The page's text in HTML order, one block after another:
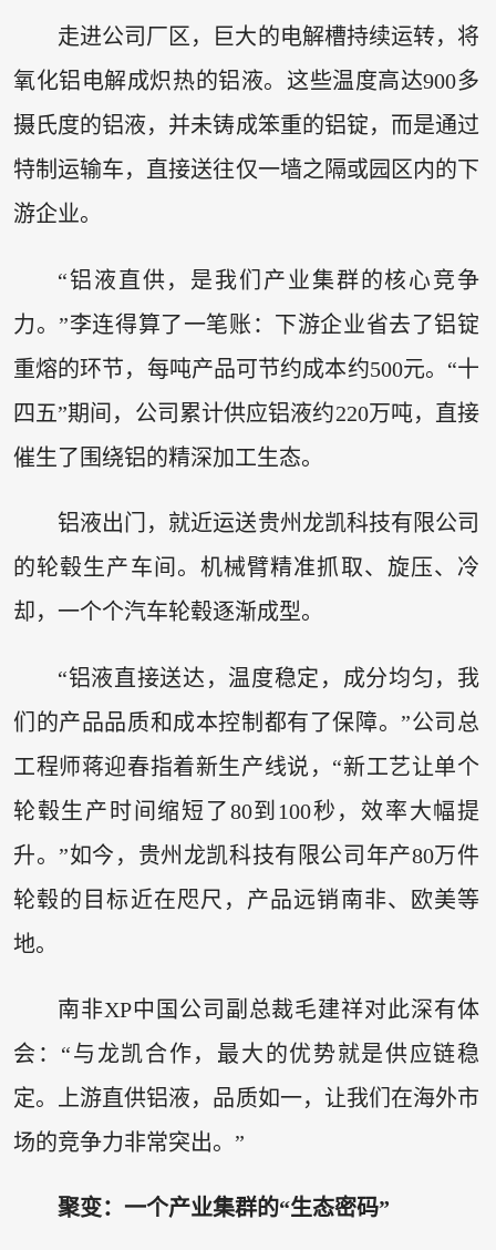
走进公司厂区，巨大的电解槽持续运转，将
氧化铝电解成炽热的铝液。这些温度高达900多
摄氏度的铝液，并未铸成笨重的铝锭，而是通过
特制运输车，直接送往仅一墙之隔或园区内的下
游企业。
“铝液直供，是我们产业集群的核心竞争
力。”李连得算了一笔账：下游企业省去了铝锭
重熔的环节，每吨产品可节约成本约500元。“十
四五”期间，公司累计供应铝液约220万吨，直接
催生了围绕铝的精深加工生态。
铝液出门，就近运送贵州龙凯科技有限公司
的轮毂生产车间。机械臂精准抓取、旋压、冷
却，一个个汽车轮毂逐渐成型。
“铝液直接送达，温度稳定，成分均匀，我
们的产品品质和成本控制都有了保障。”公司总
工程师蒋迎春指着新生产线说，“新工艺让单个
轮毂生产时间缩短了80到100秒，效率大幅提
升。”如今，贵州龙凯科技有限公司年产80万件
轮毂的目标近在咫尺，产品远销南非、欧美等
地。
南非XP中国公司副总裁毛建祥对此深有体
会：“与龙凯合作，最大的优势就是供应链稳
定。上游直供铝液，品质如一，让我们在海外市
场的竞争力非常突出。”
聚变：一个产业集群的“生态密码”